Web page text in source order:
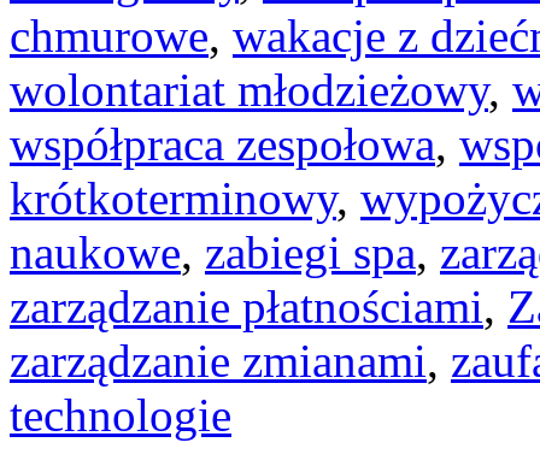
chmurowe, wakacje z
wolontariat młodzieżowy,
współpraca zespołowa,
krótkoterminowy,
naukowe, zabiegi spa,
zarządzanie płatnościami,
zarządzanie zmianami,
technologie